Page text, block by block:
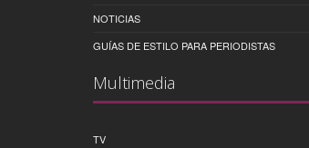
NOTICIAS
GUÍAS DE ESTILO PARA PERIODISTAS
Multimedia
TV